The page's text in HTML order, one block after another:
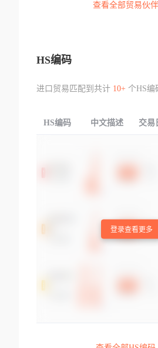
查看全部贸易伙伴
HS编码
进口贸易匹配到共计 10+个HS编
HS编码 中文描述 交易
登录查看更多